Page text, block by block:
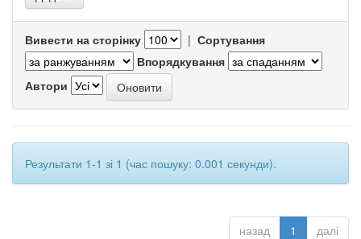
Вивести на сторінку | Сортування
Впорядкування
Автори
Результати 1-1 зі 1 (час пошуку: 0.001 секунди).
назад 1 далі